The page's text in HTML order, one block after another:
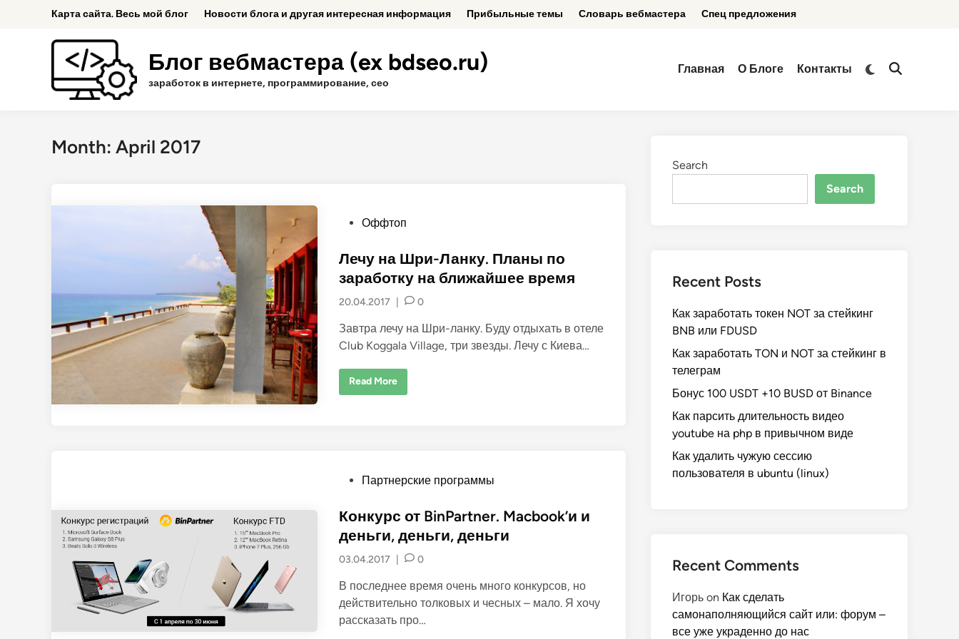
Карта сайта. Весь мой блог Новости блога и другая интересная информация Прибыльные темы Словарь вебмастера Спец предложения
Блог вебмастера (ex bdseo.ru)
заработок в интернете, программирование, сео
Главная О Блоге Контакты
Switch
Open
Month: April 2017
s
t
d
i
n
Оффтоп
Лечу на Шри-Ланку. Планы по
заработку на ближайшее время
20.04.2017 0
Завтра лечу на Шри-ланку. Буду отдыхать в отеле
Club Koggala Village, три звезды. Лечу с Киева…
Л
Л
к
у
.
П
а
ы
п
о
з
а
Read More
s
t
e
d
i
n
Партнерские программы
Конкурс от BinPartner. Macbook’и и
деньги, деньги, деньги
03.04.2017 0
В последнее время очень много конкурсов, но
действительно толковых и чесных – мало. Я хочу
рассказать про…
Search
Search
Recent Posts
Как заработать токен NOT за стейкинг
BNB или FDUSD
Как заработать TON и NOT за стейкинг в
телеграм
Бонус 100 USDT +10 BUSD от Binance
Как парсить длительность видео
youtube на php в привычном виде
Как удалить чужую сессию
пользователя в ubuntu (linux)
Recent Comments
Игорь on Как сделать
самонаполняющийся сайт или: форум –
все уже украденно до нас